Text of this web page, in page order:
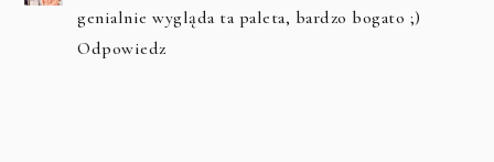
genialnie wygląda ta paleta, bardzo bogato ;)
Odpowiedz